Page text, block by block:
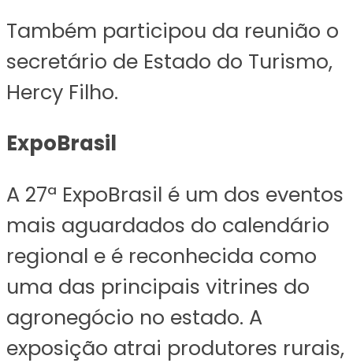
Também participou da reunião o
secretário de Estado do Turismo,
Hercy Filho.
ExpoBrasil
A 27ª ExpoBrasil é um dos eventos
mais aguardados do calendário
regional e é reconhecida como
uma das principais vitrines do
agronegócio no estado. A
exposição atrai produtores rurais,